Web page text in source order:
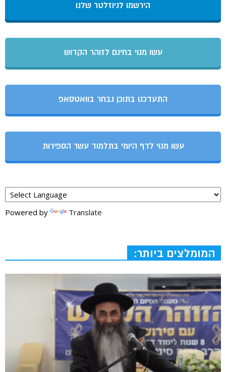
הירשמו לניוזלטר שלנו
עשו מנוי בחינם לזוהר הקדוש
התעדכנו בתוכן נבחר בוואטסאפ
עשו מנוי לדף היומי בתלמוד עשר הספירות
Powered by Translate
המומלצים ביותר: